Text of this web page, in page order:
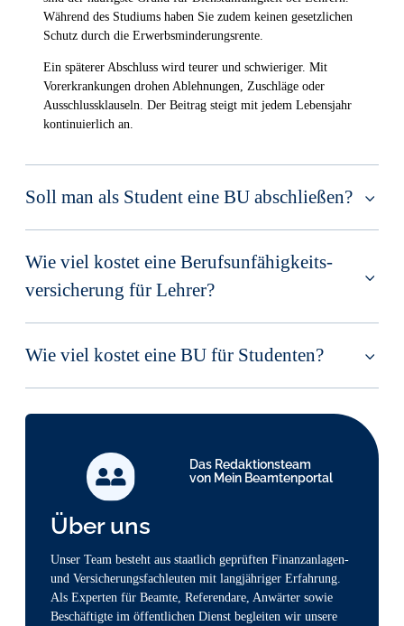
Während des Studiums haben Sie zudem keinen gesetzlichen
Schutz durch die Erwerbsminderungsrente.
Ein späterer Abschluss wird teurer und schwieriger. Mit
Vorerkrankungen drohen Ablehnungen, Zuschläge oder
Ausschlussklauseln. Der Beitrag steigt mit jedem Lebensjahr
kontinuierlich an.
Soll man als Student eine BU abschließen?
Wie viel kostet eine Berufsunfähig­keits­
versicher­ung für Lehrer?
Wie viel kostet eine BU für Studenten?
Das Redaktionsteam
von Mein Beamtenportal
Über uns
Unser Team besteht aus staatlich geprüften Finanzanlagen-
und Versicherungsfachleuten mit langjähriger Erfahrung.
Als Experten für Beamte, Referendare, Anwärter sowie
Beschäftigte im öffentlichen Dienst begleiten wir unsere